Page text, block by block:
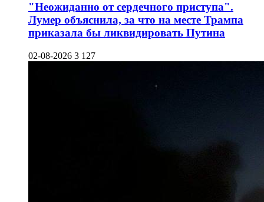
"Неожиданно от сердечного приступа".
Лумер объяснила, за что на месте Трампа
приказала бы ликвидировать Путина
02-08-2026 3 127